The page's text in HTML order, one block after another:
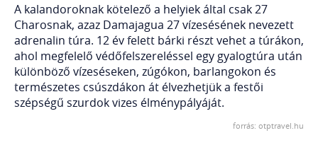
A kalandoroknak kötelező a helyiek által csak 27
Charosnak, azaz Damajagua 27 vízesésének nevezett
adrenalin túra. 12 év felett bárki részt vehet a túrákon,
ahol megfelelő védőfelszereléssel egy gyalogtúra után
különböző vízeséseken, zúgókon, barlangokon és
természetes csúszdákon át élvezhetjük a festői
szépségű szurdok vizes élménypályáját.
forrás: otptravel.hu